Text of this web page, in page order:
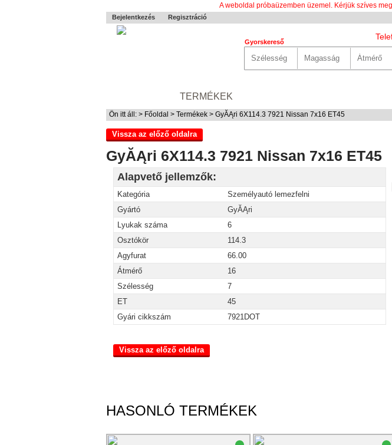
A weboldal próbaüzemben üzemel. Kérjük szíves
Bejelentkezés Regisztráció
Gyorskereső
TERMÉKEK
Ön itt áll: > Főoldal > Termékek > GyĂĄri 6X114.3 7921 Nissan 7x16 ET45
Vissza az előző oldalra
GyĂĄri 6X114.3 7921 Nissan 7x16 ET45
Alapvető jellemzők:
Kategória
Személyautó lemezfelni
Gyártó
GyĂĄri
Lyukak száma
6
Osztókör
114.3
Agyfurat
66.00
Átmérő
16
Szélesség
7
ET
45
Gyári cikkszám
7921DOT
Vissza az előző oldalra
HASONLÓ TERMÉKEK